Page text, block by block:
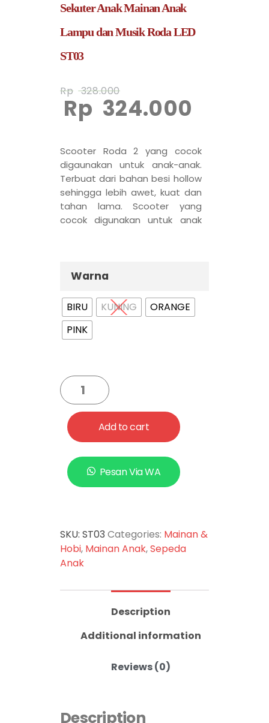
Sekuter Anak Mainan Anak
Lampu dan Musik Roda LED
ST03
Rp 328.000
Rp 324.000
Scooter Roda 2 yang cocok
digaunakan untuk anak-anak.
Terbuat dari bahan besi hollow
sehingga lebih awet, kuat dan
tahan lama. Scooter yang
cocok digunakan untuk anak
Warna
BIRU KUNING
ORANGE
PINK
Add to cart
Pesan Via WA
SKU: ST03 Categories: Mainan &
Hobi, Mainan Anak,Sepeda
Anak
Description
Additional information
Reviews (0)
Description